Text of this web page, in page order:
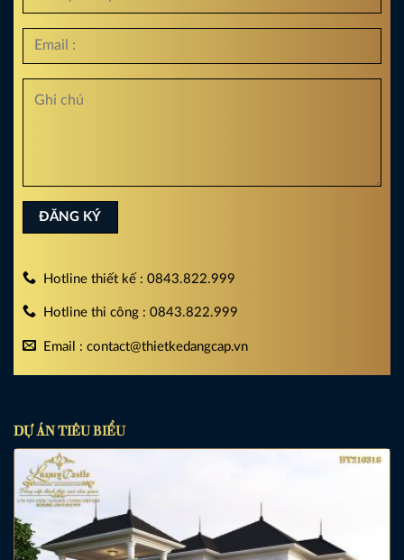
Hotline thiết kế : 0843.822.999
Hotline thi công : 0843.822.999
Email : contact@thietkedangcap.vn
DỰ ÁN TIÊU BIỂU